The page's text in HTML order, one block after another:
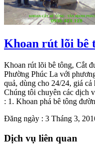
Khoan rút lõi bê
Khoan rút lõi bê tông, Cắt
Phường Phúc La với
quả, dùng cho 24/24, giá
Chúng tôi chuyên các dịch
: 1. Khoan phá bê tông
Đăng ngày : 3 Tháng 3,
Dịch vụ liên quan